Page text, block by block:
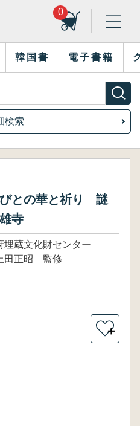
0
韓国書 電子書籍
検索
との華と祈り 謎
寺
埋蔵文化財センター
正昭 監修
＋